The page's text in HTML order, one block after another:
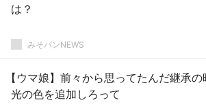
は？
みそパンNEWS
【ウマ娘】前々から思ってたんだ継承の
光の色を追加しろって